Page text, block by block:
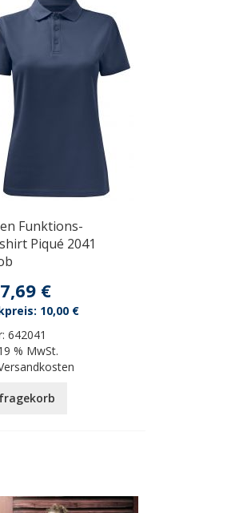
Funktions-
Piqué 2041
7,69 €
642041
% MwSt.
10,00 €